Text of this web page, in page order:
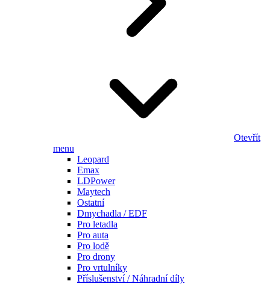
Otevřít
menu
Leopard
Emax
LDPower
Maytech
Ostatní
Dmychadla / EDF
Pro letadla
Pro auta
Pro lodě
Pro drony
Pro vrtulníky
Příslušenství / Náhradní díly